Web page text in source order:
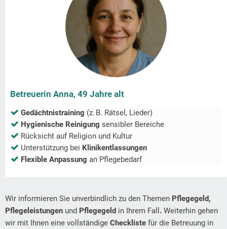
Betreuerin Anna, 49 Jahre alt
Gedächtnistraining (z. B. Rätsel, Lieder)
Hygienische Reinigung sensibler Bereiche
Rücksicht auf Religion und Kultur
Unterstützung bei Klinikentlassungen
Flexible Anpassung an Pflegebedarf
Wir informieren Sie unverbindlich zu den Themen Pflegegeld,
Pflegeleistungen und Pflegegeld in Ihrem Fall . Weiterhin gehen
wir mit Ihnen eine vollständige Checkliste für die Betreuung in